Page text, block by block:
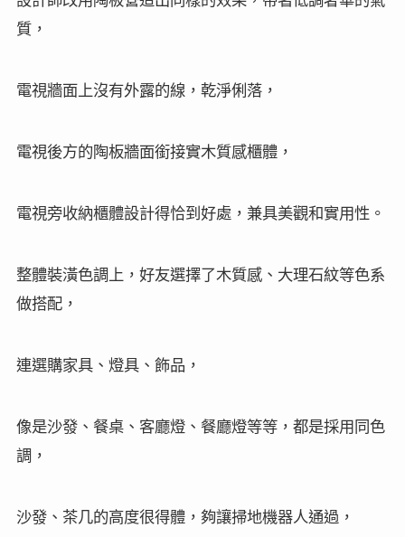
質，
電視牆面上沒有外露的線，乾淨俐落，
電視後方的陶板牆面銜接實木質感櫃體，
電視旁收納櫃體設計得恰到好處，兼具美觀和實用性。
整體裝潢色調上，好友選擇了木質感、大理石紋等色系
做搭配，
連選購家具、燈具、飾品，
像是沙發、餐桌、客廳燈、餐廳燈等等，都是採用同色
調，
沙發、茶几的高度很得體，夠讓掃地機器人通過，